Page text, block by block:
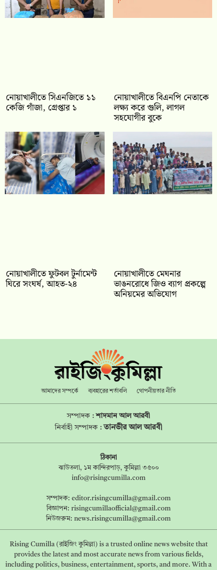
নোয়াখালীতে সিএনজিতে ১১
কেজি গাঁজা, গ্রেপ্তার ১
নোয়াখালীতে বিএনপি নেতাকে
লক্ষ্য করে গুলি, লাগল
সহযোগীর বুকে
নোয়াখালীতে ফুটবল টুর্নামেন্ট
ঘিরে সংঘর্ষ, আহত-২৪
নোয়াখালীতে মেঘনার
ভাঙনরোধে জিও ব্যাগ প্রকল্পে
অনিয়মের অভিযোগ
আমাদের সম্পর্কে ব্যবহারের শর্তাবলি গোপনীয়তার নীতি
সম্পাদক :শাদমান আল আরবী
নির্বাহী সম্পাদক : তানভীর আল আরবী
ঠিকানা
ঝাউতলা, ১ম কান্দিরপাড়, কুমিল্লা ৩৫০০
info@risingcumilla.com
সম্পাদক: editor.risingcumilla@gmail.com
বিজ্ঞাপন: risingcumillaofficial@gmail.com
নিউজরুম: news.risingcumilla@gmail.com
Rising Cumilla (রাইজিং কুমিল্লা) is a trusted online news website that
provides the latest and most accurate news from various fields,
including politics, business, entertainment, sports, and more. With a